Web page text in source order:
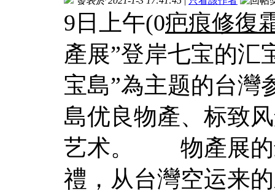
9日上午(0疤痕修復
產展”登岸七宝的汇
宝島”為主题的台灣
島优良物產、标致
艺术。 物產展的
禮，从台灣空运来